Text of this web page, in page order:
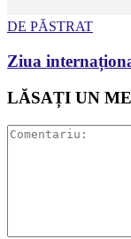
DE PĂSTRAT
Ziua
LĂSAȚI UN